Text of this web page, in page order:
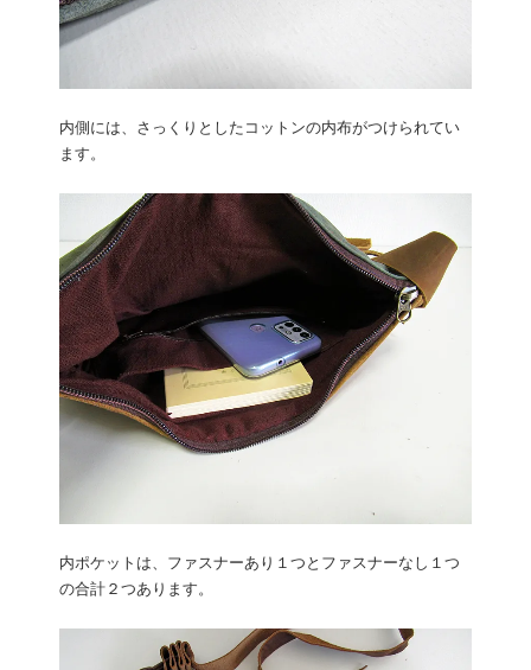
内側には、さっくりとしたコットンの内布がつけられてい
ます。
内ポケットは、ファスナーあり１つとファスナーなし１つ
の合計２つあります。